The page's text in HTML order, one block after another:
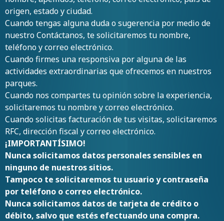
origen, estado y ciudad.
Cuando tengas alguna duda o sugerencia por medio de
nuestro Contáctanos, te solicitaremos tu nombre,
teléfono y correo electrónico.
Cuando firmes una responsiva por alguna de las
actividades extraordinarias que ofrecemos en nuestros
parques.
Cuando nos compartes tu opinión sobre la experiencia,
solicitaremos tu nombre y correo electrónico.
Cuando solicitas facturación de tus visitas, solicitaremos
RFC, dirección fiscal y correo electrónico.
¡IMPORTANTÍSIMO!
Nunca solicitamos datos personales sensibles en
ninguno de nuestros sitios.
Tampoco te solicitaremos tu usuario y contraseña
por teléfono o correo electrónico.
Nunca solicitamos datos de tarjeta de crédito o
débito, salvo que estés efectuando una compra.